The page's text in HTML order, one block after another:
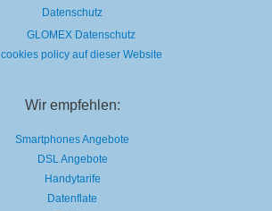
Datenschutz
GLOMEX Datenschutz
cookies policy auf dieser Website
Wir empfehlen:
Smartphones Angebote
DSL Angebote
Handytarife
Datenflate